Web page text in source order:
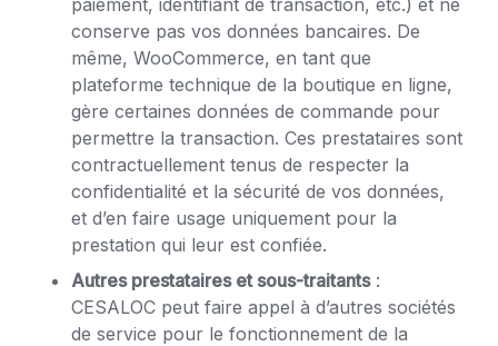
paiement, identifiant de transaction, etc.) et ne
conserve pas vos données bancaires. De
même, WooCommerce, en tant que
plateforme technique de la boutique en ligne,
gère certaines données de commande pour
permettre la transaction. Ces prestataires sont
contractuellement tenus de respecter la
confidentialité et la sécurité de vos données,
et d’en faire usage uniquement pour la
prestation qui leur est confiée.
Autres prestataires et sous-traitants:
CESALOC peut faire appel à d’autres sociétés
de service pour le fonctionnement de la